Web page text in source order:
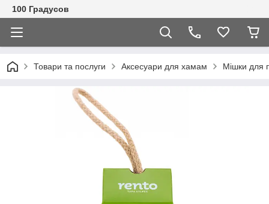
100 Градусов
Товари та послуги Аксесуари для хамам Мішки для